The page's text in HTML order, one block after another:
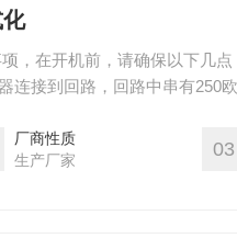
，在开机前，请确保以下几
连接到回路，回路中串有250
至其显示关闭，关机
厂商性质
生产厂家
03